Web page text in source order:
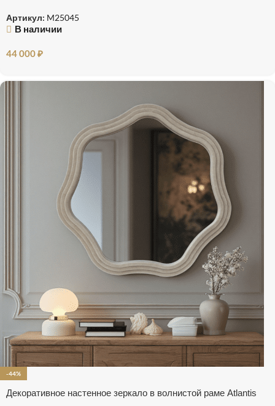
Артикул: M25045
В наличии
44 000₽
-44%
Декоративное настенное зеркало в волнистой раме Atlantis